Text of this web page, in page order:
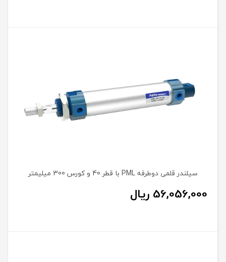
سیلندر قلمی دوطرفه PML با قطر 40 و کورس 300 میلیمتر
56,056,000 ریال